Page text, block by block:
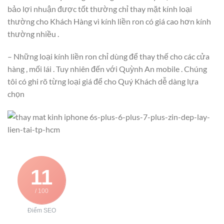
bảo lợi nhuận được tốt thường chỉ thay mặt kính loại
thường cho Khách Hàng vì kính liền ron có giá cao hơn kính
thường nhiều .
– Những loại kính liền ron chỉ dùng để thay thế cho các cửa
hàng , mối lái . Tuy nhiên đến với Quỳnh An mobile . Chúng
tôi có ghi rõ từng loại giá để cho Quý Khách dễ dàng lựa
chọn
11
/ 100
Điểm SEO